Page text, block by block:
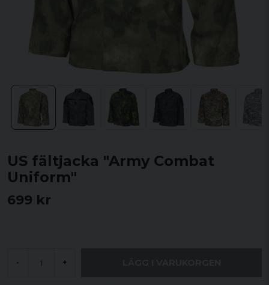
US fältjacka "Army Combat
Uniform"
699 kr
- +